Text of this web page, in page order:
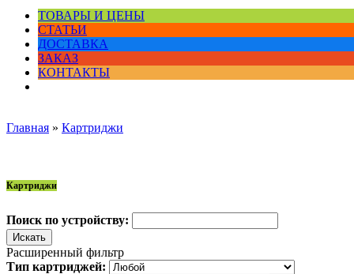
ТОВАРЫ И ЦЕНЫ
СТАТЬИ
ДОСТАВКА
ЗАКАЗ
КОНТАКТЫ
Главная » Картриджи
Картриджи
Поиск по устройству:
Расширенный фильтр
Тип картриджей: